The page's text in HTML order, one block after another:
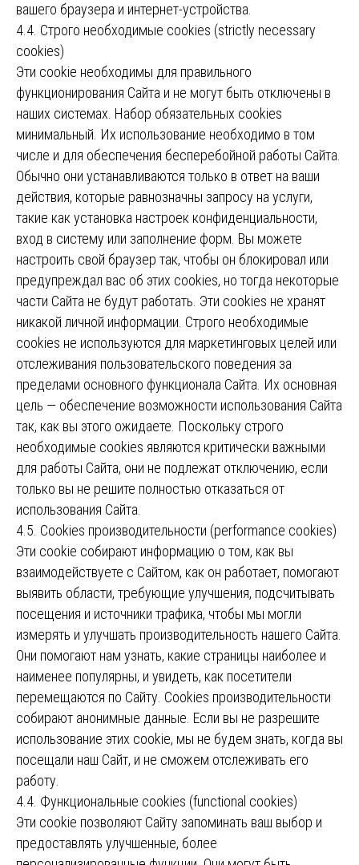
вашего браузера и интернет-устройства.
4.4. Строго необходимые cookies (strictly necessary
cookies)
Эти cookie необходимы для правильного
функционирования Сайта и не могут быть отключены в
наших системах. Набор обязательных cookies
минимальный. Их использование необходимо в том
числе и для обеспечения бесперебойной работы Сайта.
Обычно они устанавливаются только в ответ на ваши
действия, которые равнозначны запросу на услуги,
такие как установка настроек конфиденциальности,
вход в систему или заполнение форм. Вы можете
настроить свой браузер так, чтобы он блокировал или
предупреждал вас об этих cookies, но тогда некоторые
части Сайта не будут работать. Эти cookies не хранят
никакой личной информации. Строго необходимые
cookies не используются для маркетинговых целей или
отслеживания пользовательского поведения за
пределами основного функционала Сайта. Их основная
цель — обеспечение возможности использования Сайта
так, как вы этого ожидаете. Поскольку строго
необходимые cookies являются критически важными
для работы Сайта, они не подлежат отключению, если
только вы не решите полностью отказаться от
использования Сайта.
4.5. Cookies производительности (performance cookies)
Эти cookie собирают информацию о том, как вы
взаимодействуете с Сайтом, как он работает, помогают
выявить области, требующие улучшения, подсчитывать
посещения и источники трафика, чтобы мы могли
измерять и улучшать производительность нашего Сайта.
Они помогают нам узнать, какие страницы наиболее и
наименее популярны, и увидеть, как посетители
перемещаются по Сайту. Cookies производительности
собирают анонимные данные. Если вы не разрешите
использование этих cookie, мы не будем знать, когда вы
посещали наш Сайт, и не сможем отслеживать его
работу.
4.4. Функциональные cookies (functional cookies)
Эти cookie позволяют Сайту запоминать ваш выбор и
предоставлять улучшенные, более